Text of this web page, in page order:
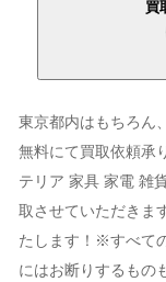
買
東京都内はもちろん
無料にて買取依頼承
テリア 家具 家電 雑
取させていただきま
たします！※すべて
にはお断りするもの